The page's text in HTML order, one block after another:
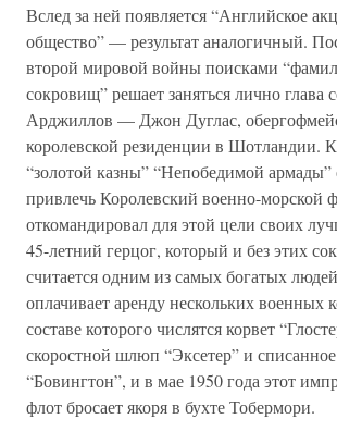
Вслед за ней появляется “Английское
общество” — результат аналогичный.
второй мировой войны поисками
сокровищ” решает заняться лично глава
Арджиллов — Джон Дуглас,
королевской резиденции в Шотландии.
“золотой казны” “Непобедимой армады”
привлечь Королевский военно-морской
откомандировал для этой цели своих
45-летний герцог, который и без этих
считается одним из самых богатых
оплачивает аренду нескольких военных
составе которого числятся корвет
скоростной шлюп “Эксетер” и
“Бовингтон”, и в мае 1950 года этот
флот бросает якоря в бухте Тобермори.